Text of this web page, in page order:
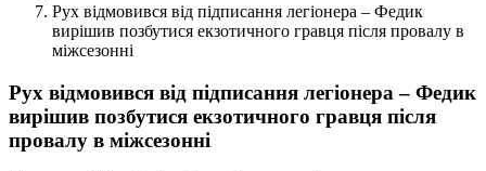
Рух відмовився від підписання легіонера – Федик
вирішив позбутися екзотичного гравця після провалу в
міжсезонні
Рух відмовився від підписання легіонера – Федик
вирішив позбутися екзотичного гравця після
провалу в міжсезонні